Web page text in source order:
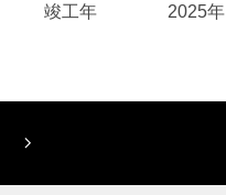
竣工年 2025年